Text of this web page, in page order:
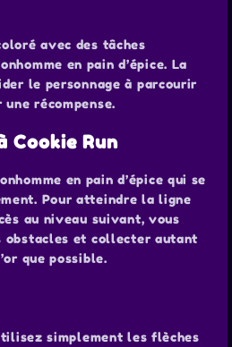
avec des tâches
en pain d’épice. La
le personnage à parcourir
récompense.
Cookie Run
en pain d’épice qui se
Pour atteindre la ligne
au niveau suivant, vous
obstacles et collecter autant
que possible.
simplement les flèches